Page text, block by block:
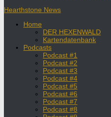
Hearthstone News
Home
DER HEXENWALD
Kartendatenbank
Podcasts
Podcast #1
Podcast #2
Podcast #3
Podcast #4
Podcast #5
Podcast #6
Podcast #7
Podcast #8